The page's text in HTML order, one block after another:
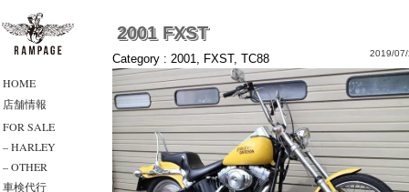
HOME
店舗情報
FOR SALE
– HARLEY
– OTHER
車検代行
2001 FXST
Category : 2001, FXST, TC88 2019/